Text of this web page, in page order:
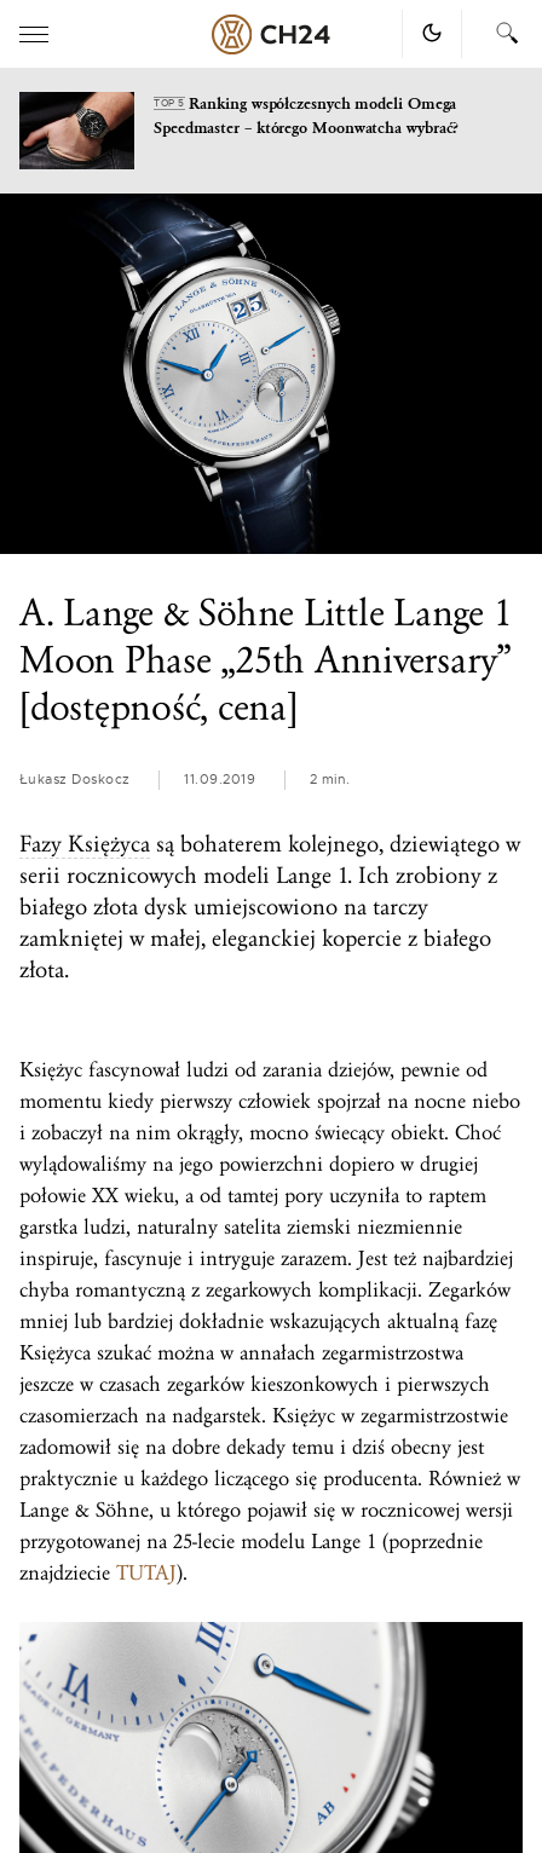
TOP 5Ranking współczesnych modeli Omega
Speedmaster – którego Moonwatcha wybrać?
A. Lange & Söhne Little Lange 1
Moon Phase „25th Anniversary”
[dostępność, cena]
Łukasz Doskocz 11.09.2019 2 min.
Fazy Księżyca są bohaterem kolejnego, dziewiątego w
serii rocznicowych modeli Lange 1. Ich zrobiony z
białego złota dysk umiejscowiono na tarczy
zamkniętej w małej, eleganckiej kopercie z białego
złota.
Księżyc fascynował ludzi od zarania dziejów, pewnie od
momentu kiedy pierwszy człowiek spojrzał na nocne niebo
i zobaczył na nim okrągły, mocno świecący obiekt. Choć
wylądowaliśmy na jego powierzchni dopiero w drugiej
połowie XX wieku, a od tamtej pory uczyniła to raptem
garstka ludzi, naturalny satelita ziemski niezmiennie
inspiruje, fascynuje i intryguje zarazem. Jest też najbardziej
chyba romantyczną z zegarkowych komplikacji. Zegarków
mniej lub bardziej dokładnie wskazujących aktualną fazę
Księżyca szukać można w annałach zegarmistrzostwa
jeszcze w czasach zegarków kieszonkowych i pierwszych
czasomierzach na nadgarstek. Księżyc w zegarmistrzostwie
zadomowił się na dobre dekady temu i dziś obecny jest
praktycznie u każdego liczącego się producenta. Również w
Lange & Söhne, u którego pojawił się w rocznicowej wersji
przygotowanej na 25-lecie modelu Lange 1 (poprzednie
znajdziecie TUTAJ).